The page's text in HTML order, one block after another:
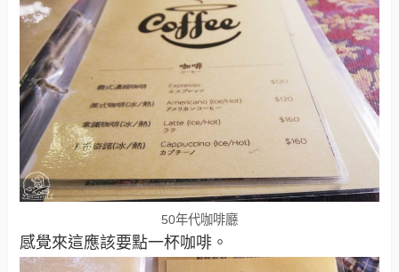
50年代咖啡廳
感覺來這應該要點一杯咖啡。